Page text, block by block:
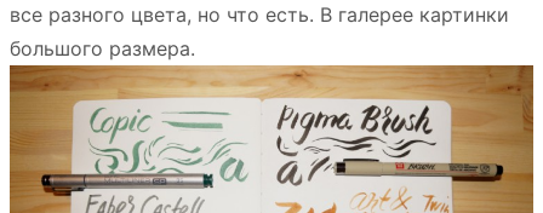
все разного цвета, но что есть. В галерее картинки
большого размера.